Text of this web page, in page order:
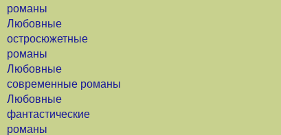
романы
Любовные
остросюжетные
романы
Любовные
современные романы
Любовные
фантастические
романы